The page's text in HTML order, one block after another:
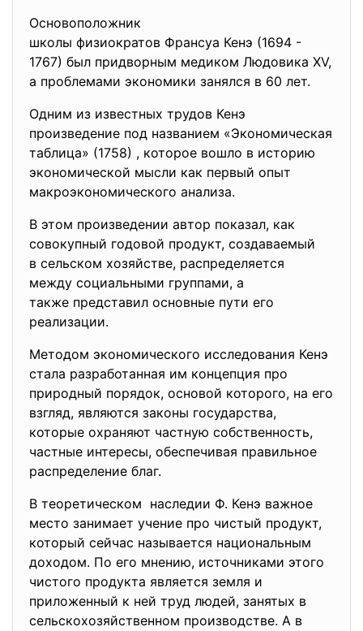
Основоположник
школы физиократов Франсуа Кенэ (1694 -
1767) был придворным медиком Людовика XV,
а проблемами экономики занялся в 60 лет.
Одним из известных трудов Кенэ
произведение под названием «Экономическая
таблица» (1758) , которое вошло в историю
экономической мысли как первый опыт
макроэкономического анализа.
В этом произведении автор показал, как
совокупный годовой продукт, создаваемый
в сельском хозяйстве, распределяется
между социальными группами, а
также представил основные пути его
реализации.
Методом экономического исследования Кенэ
стала разработанная им концепция про
природный порядок, основой которого, на его
взгляд, являются законы государства,
которые охраняют частную собственность,
частные интересы, обеспечивая правильное
распределение благ.
В теоретическом наследии Ф. Кенэ важное
место занимает учение про чистый продукт,
который сейчас называется национальным
доходом. По его мнению, источниками этого
чистого продукта является земля и
приложенный к ней труд людей, занятых в
сельскохозяйственном производстве. А в